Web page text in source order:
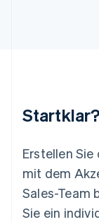
Startklar?
Erstellen
mit dem
Sales-Team
Sie ein
English简体中
English
Mexiko
Español
Neuseeland
English